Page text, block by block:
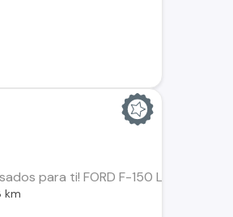
para ti! FORD F-150 Lariat
km